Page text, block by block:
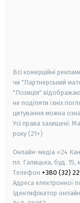
Всі комерційні
чи "Партнерський
"Позиція"
не поділяти їхніх
цитування можна
Усі права захищені.
року (21+)
Онлайн-медіа «24
пл. Галицька, буд. 15,
Телефон +380 (32)
Адреса електронної
Ідентифікатор